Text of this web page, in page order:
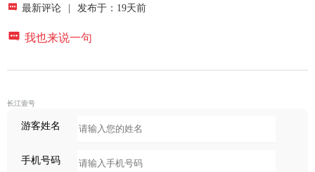
 最新评论 | 发布于：19天前
 我也来说一句
长江壹号
游客姓名
手机号码